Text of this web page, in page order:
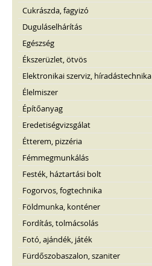
Cukrászda, fagyizó
Duguláselhárítás
Egészség
Ékszerüzlet, ötvös
Elektronikai szerviz, híradástechnika
Élelmiszer
Építőanyag
Eredetiségvizsgálat
Étterem, pizzéria
Fémmegmunkálás
Festék, háztartási bolt
Fogorvos, fogtechnika
Földmunka, konténer
Fordítás, tolmácsolás
Fotó, ajándék, játék
Fürdőszobaszalon, szaniter